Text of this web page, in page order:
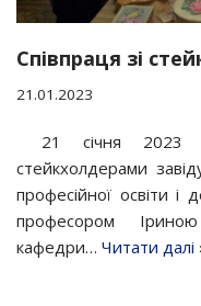
Співпраця зі
21.01.2023
21 січня 2023
стейкхолдерами
професійної освіти і
професором
кафедри… Читати далі